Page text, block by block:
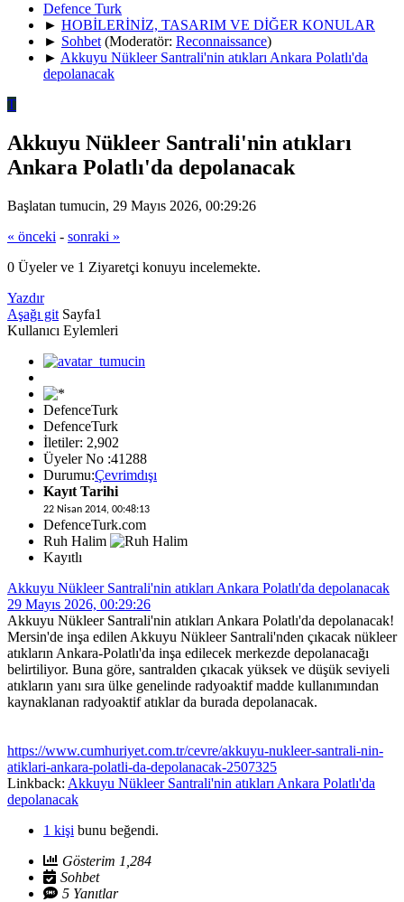
Defence Turk
► HOBİLERİNİZ, TASARIM VE DİĞER KONULAR
► Sohbet (Moderatör: Reconnaissance)
► Akkuyu Nükleer Santrali'nin atıkları Ankara Polatlı'da
depolanacak
T
Akkuyu Nükleer Santrali'nin atıkları
Ankara Polatlı'da depolanacak
Başlatan tumucin, 29 Mayıs 2026, 00:29:26
« önceki - sonraki »
0 Üyeler ve 1 Ziyaretçi konuyu incelemekte.
Yazdır
Aşağı git Sayfa1
Kullanıcı Eylemleri
DefenceTurk
DefenceTurk
İletiler: 2,902
Üyeler No :41288
Durumu:Çevrimdışı
Kayıt Tarihi
22 Nisan 2014, 00:48:13
DefenceTurk.com
Ruh Halim
Kayıtlı
Akkuyu Nükleer Santrali'nin atıkları Ankara Polatlı'da depolanacak
29 Mayıs 2026, 00:29:26
Akkuyu Nükleer Santrali'nin atıkları Ankara Polatlı'da depolanacak!
Mersin'de inşa edilen Akkuyu Nükleer Santrali'nden çıkacak nükleer
atıkların Ankara-Polatlı'da inşa edilecek merkezde depolanacağı
belirtiliyor. Buna göre, santralden çıkacak yüksek ve düşük seviyeli
atıkların yanı sıra ülke genelinde radyoaktif madde kullanımından
kaynaklanan radyoaktif atıklar da burada depolanacak.
https://www.cumhuriyet.com.tr/cevre/akkuyu-nukleer-santrali-nin-
atiklari-ankara-polatli-da-depolanacak-2507325
Linkback: Akkuyu Nükleer Santrali'nin atıkları Ankara Polatlı'da
depolanacak
1 kişi bunu beğendi.
Gösterim 1,284
Sohbet
5 Yanıtlar